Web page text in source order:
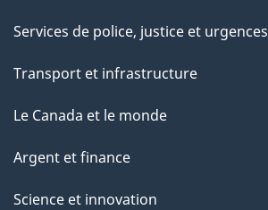
Services de police, justice et urgences
Transport et infrastructure
Le Canada et le monde
Argent et finance
Science et innovation